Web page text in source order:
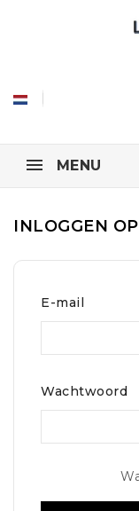
MENU
INLOGGEN
E-mail
Wachtwoord